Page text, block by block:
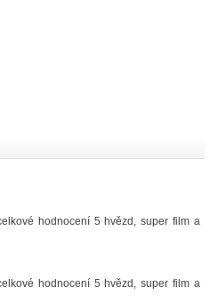
hodnocení 5 hvězd, super film a
hodnocení 5 hvězd, super film a